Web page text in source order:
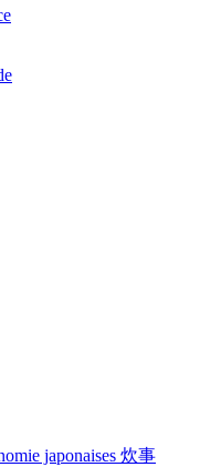
japonaises 炊事